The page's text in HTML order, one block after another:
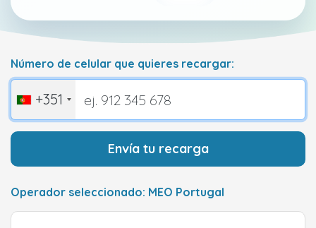
Número de celular que quieres recargar:
+351
Envía tu recarga
Operador seleccionado: MEO Portugal